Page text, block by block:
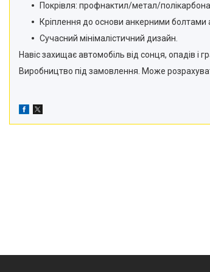
Покрівля: профнактил/метал/
Кріплення до основи анкерними болтами
Сучасний мінімалістичний дизайн.
Навіс захищає автомобіль від сонця, опадів і
Виробництво під замовлення. Може